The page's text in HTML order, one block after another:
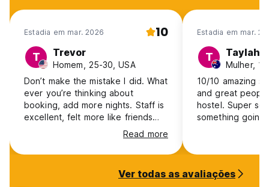
Estadia em mar. 2026 10
T Trevor
Homem, 25-30, USA
Don’t make the mistake I did. What
ever you’re thinking about
booking, add more nights. Staff is
excellent, felt more like friends
who got a cabin together than a
hostel. Location is great. Will be
back to ski, no doubt.
Read more
Estadia em mar.
T Taylah
Mulher,
10/10 amazing
and great
hostel. Super
something going
Ver todas as avaliações